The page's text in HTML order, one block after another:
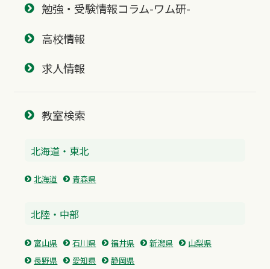
勉強・受験情報コラム-ワム研-
高校情報
求人情報
教室検索
北海道・東北
北海道 青森県
北陸・中部
富山県 石川県 福井県 新潟県
山梨県
長野県
愛知県 静岡県